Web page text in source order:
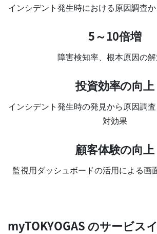
インシデント発生時における原因調査
5～10倍増
障害検知率、根本原因の
投資効率の向上
インシデント発生時の発見から原因調
対効果
顧客体験の向上
監視用ダッシュボードの活用による画
myTOKYOGAS のサービス